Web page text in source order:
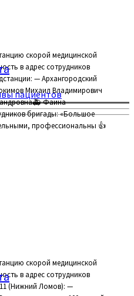
скорой медицинской
в адрес сотрудников
— Архангородский
Михаил Владимирович
Фаина
бригады: «Большое
профессиональны 👍
пациентов
скорой медицинской
в адрес сотрудников
(Нижний Ломов): —